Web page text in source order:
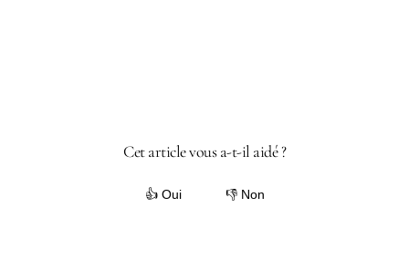
Cet article vous a-t-il aidé ?
👍 Oui 👎 Non